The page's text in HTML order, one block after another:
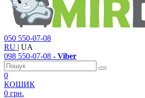
050 550-07-08
RU | UA
098 550-07-08 - Viber
0
КОШИК
0 грн.